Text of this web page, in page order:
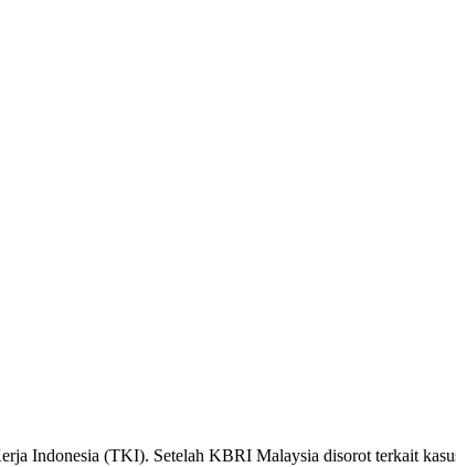
Indonesia (TKI). Setelah KBRI Malaysia disorot terkait